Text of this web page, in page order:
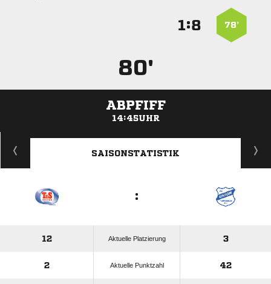
78’
:
80'
ABPFIFF
14:45UHR
ANZEIGE
SAISONSTATISTIK
:
12 Aktuelle Platzierung 3
2 Aktuelle Punktzahl 42